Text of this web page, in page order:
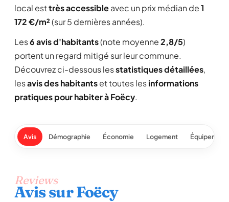
local esttrès accessibleavec un prix médian de1
172 €/m²(sur 5 dernières années).
Les6 avis d'habitants(note moyenne2,8/5)
portent un regard mitigé sur leur commune.
Découvrez ci-dessous lesstatistiques détaillées,
lesavis des habitantset toutes lesinformations
pratiques pour habiter à Foëcy.
Avis Démographie Économie Logement
Reviews
Avis sur Foëcy